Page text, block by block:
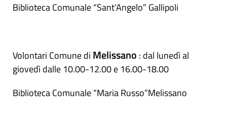
Biblioteca Comunale “Sant’Angelo” Gallipoli
Volontari Comune di Melissano : dal lunedì al
giovedì dalle 10.00-12.00 e 16.00-18.00
Biblioteca Comunale “Maria Russo”Melissano